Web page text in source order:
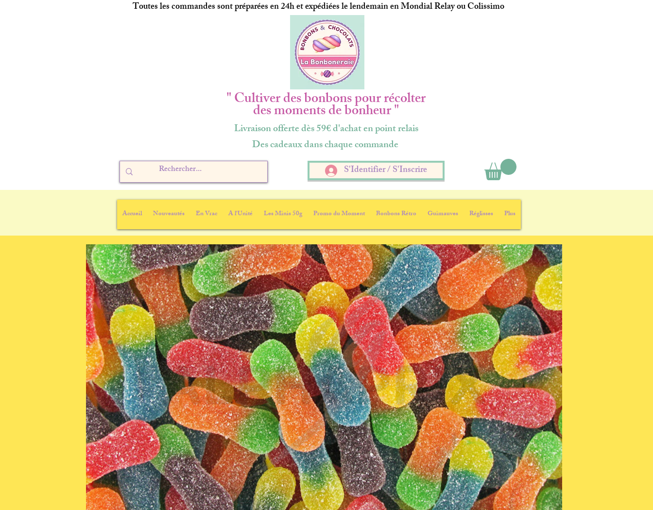
Toutes les commandes sont préparées en 24h et expédiées le lendemain en Mondial Relay ou Colissimo
" Cultiver des bonbons pour récolter
des moments de bonheur "
Livraison offerte dès 59€ d'achat en point relais
Des cadeaux dans chaque commande
S'Identifier / S'Inscrire
Accueil Nouveautés En Vrac A l'Unité Les Minis 50g Promo du Moment Bonbons Rétro Guimauves Réglisses Plus